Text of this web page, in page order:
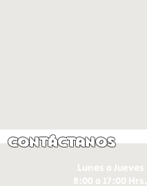
Contáctanos
Lunes a Jueves
8:00 a 17:00 Hrs.